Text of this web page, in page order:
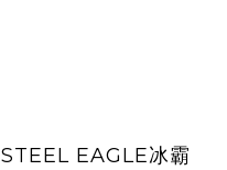
STEEL EAGLE冰霸